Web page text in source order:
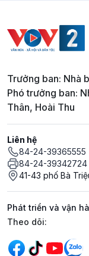
Trưởng ban: Nhà
Phó trưởng ban:
Thân, Hoài Thu
Liên hệ
84-24-39365555
84-24-39342724
41-43 phố Bà
Phát triển và vận
Mạng xã
Theo dõi: